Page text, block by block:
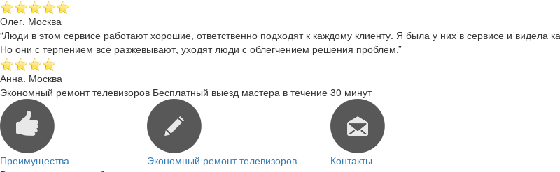
Олег. Москва
“Люди в этом сервисе работают хорошие, ответственно подходят к каждому клиенту. Я была у них в сервисе и
Но они с терпением все разжевывают, уходят люди с облегчением решения проблем.”
Анна. Москва
Экономный ремонт телевизоров Бесплатный выезд мастера в течение 30 минут
Преимущества Экономный ремонт телевизоров
Контакты